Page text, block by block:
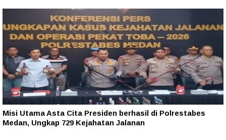
Misi Utama Asta Cita Presiden berhasil di Polrestabes
Medan, Ungkap 729 Kejahatan Jalanan